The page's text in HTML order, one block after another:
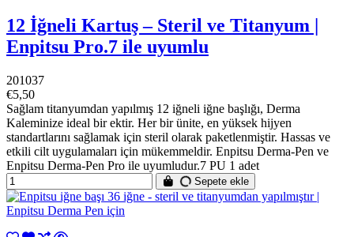
12 İğneli Kartuş – Steril ve Titanyum |
Enpitsu Pro.7 ile uyumlu
201037
€5,50
Sağlam titanyumdan yapılmış 12 iğneli iğne başlığı, Derma
Kaleminize ideal bir ektir. Her bir ünite, en yüksek hijyen
standartlarını sağlamak için steril olarak paketlenmiştir. Hassas ve
etkili cilt uygulamaları için mükemmeldir. Enpitsu Derma-Pen ve
Enpitsu Derma-Pen Pro ile uyumludur.7 PU 1 adet
Sepete ekle